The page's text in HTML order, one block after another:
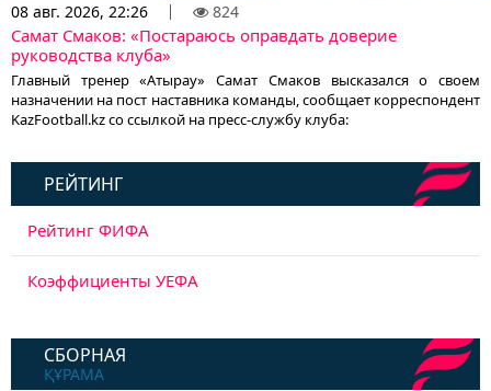
08 авг. 2026, 22:26 824
Самат Смаков: «Постараюсь оправдать доверие
руководства клуба»
Главный тренер «Атырау» Самат Смаков высказался о своем
назначении на пост наставника команды, сообщает корреспондент
KazFootball.kz со ссылкой на пресс-службу клуба:
РЕЙТИНГ
Рейтинг ФИФА
Коэффициенты УЕФА
СБОРНАЯ
ҚҰРАМА